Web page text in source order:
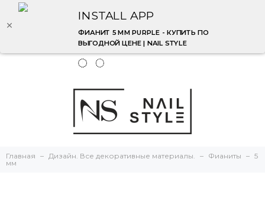
INSTALL APP
ФИАНИТ 5 ММ PURPLE - КУПИТЬ ПО
ВЫГОДНОЙ ЦЕНЕ | NAIL STYLE
Главная Дизайн. Все декоративные материалы. Фианиты
5
мм